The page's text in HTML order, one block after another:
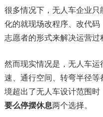
很多情况下，无人车企业
化的就现场改程序、改代码
志愿者的形式来解决运营过
然而现实情况是，无人车
速、通行空间、转弯半径
境超出了无人车设计范围时
要么停摆休息两个选择。